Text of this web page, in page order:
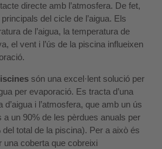
directe amb l’atmosfera. De fet,
del cicle de l’aigua. Els
de l’aigua, la temperatura de
el vent i l’ús de la piscina influeixen
són una excel·lent solució per
per evaporació. Es tracta d’una
i l’atmosfera, que amb un ús
a un 90% de les pèrdues anuals per
total de la piscina). Per a això és
una coberta que cobreixi